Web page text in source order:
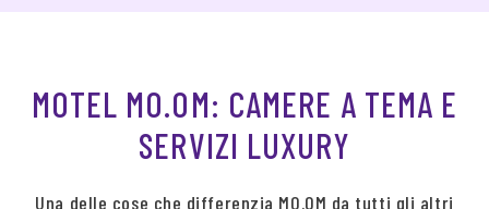
MOTEL MO.OM: CAMERE A TEMA E
SERVIZI LUXURY
Una delle cose che differenzia MO.OM da tutti gli altri